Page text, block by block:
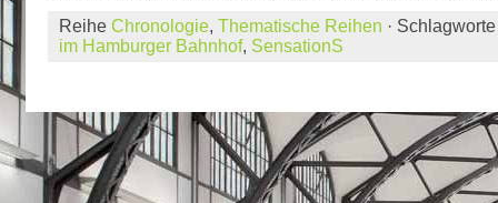
Reihe Chronologie, Thematische Reihen ·
im Hamburger Bahnhof, SensationS